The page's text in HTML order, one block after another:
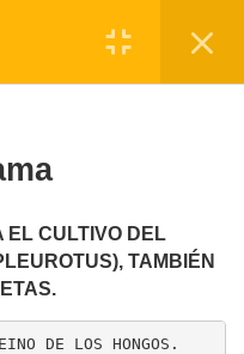
Registro
2
EL CULTIVO DEL
TAMBIÉN
DE LOS HONGOS.